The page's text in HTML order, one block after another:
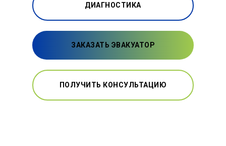
ДИАГНОСТИКА
ЗАКАЗАТЬ ЭВАКУАТОР
ПОЛУЧИТЬ КОНСУЛЬТАЦИЮ